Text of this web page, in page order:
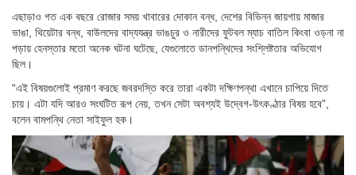
এছাড়াও গত এক বছরে রোজার সময় খাবারের দোকান বন্ধ, দেশের বিভিন্ন জায়গায় মাজার
ভাঙা, থিয়েটার বন্ধ, বাউলদের বাদ্যযন্ত্র ভাঙচুর ও নারীদের ফুটবল ম্যাচ বাতিল কিংবা ওড়না না
পড়ায় হেনস্তার মতো অনেক ঘটনা ঘটেছে, যেগুলোতে ডানপন্থিদের সংশ্লিষ্টতার অভিযোগ
ছিল।
“এই বিষয়গুলোই প্রমাণ করছে জবরদস্তি করে তারা একটা দক্ষিণপন্থা এখানে চাপিয়ে দিতে
চায়। এটা যদি আরও সংঘটিত রূপ নেয়, তখন সেটা অবশ্যই উদ্বেগ-উৎকণ্ঠার বিষয় হবে”,
বলেন বামপন্থি নেতা সা‌ইফুল হক।